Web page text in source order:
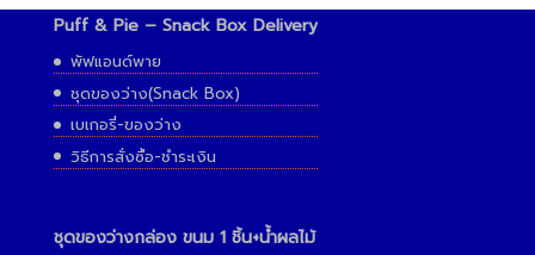
Puff & Pie – Snack Box Delivery
พัฟแอนด์พาย
ชุดของว่าง(Snack Box)
เบเกอรี่-ของว่าง
วิธีการสั่งซื้อ-ชำระเงิน
ชุดของว่างกล่อง ขนม 1 ชิ้น+น้ำผลไม้